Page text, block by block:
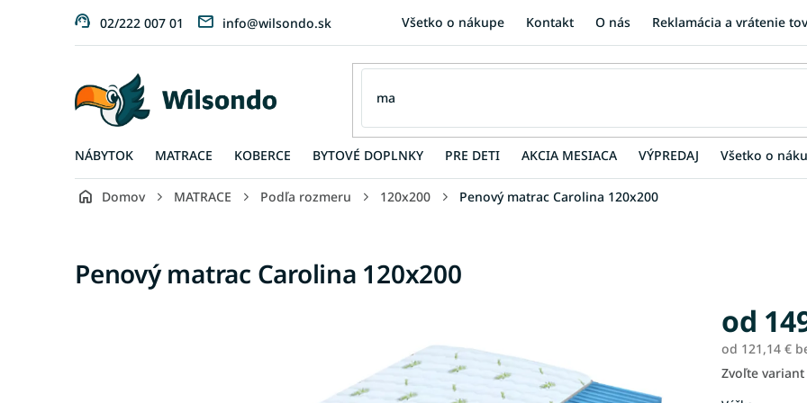
02/222 007 01 info@wilsondo.sk Všetko o nákupe Kontakt O nás Reklamácia a vrátenie
NÁBYTOK MATRACE KOBERCE BYTOVÉ DOPLNKY PRE DETI AKCIA MESIACA VÝPREDAJ Všetko o
Domov MATRACE Podľa rozmeru 120x200 Penový matrac Carolina 120x200
Penový matrac Carolina 120x200
od
od 121,14 €
Jednotková
Zvoľte variant